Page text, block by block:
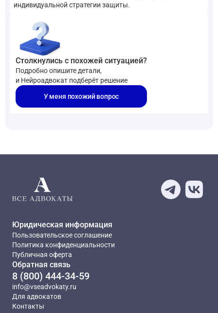
индивидуальной стратегии защиты.
Столкнулись с похожей ситуацией?
Подробно опишите детали,
и Нейроадвокат подберёт решение
У меня похожий вопрос
Юридическая информация
Пользовательское соглашение
Политика конфиденциальности
Публичная оферта
Обратная связь
8 (800) 444-34-59
info@vseadvokaty.ru
Для адвокатов
Контакты